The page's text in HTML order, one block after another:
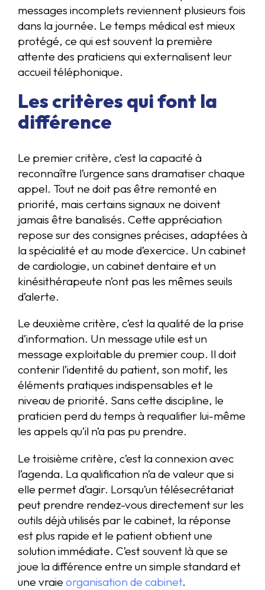
messages incomplets reviennent plusieurs fois
dans la journée. Le temps médical est mieux
protégé, ce qui est souvent la première
attente des praticiens qui externalisent leur
accueil téléphonique.
Les critères qui font la
différence
Le premier critère, c’est la capacité à
reconnaître l’urgence sans dramatiser chaque
appel. Tout ne doit pas être remonté en
priorité, mais certains signaux ne doivent
jamais être banalisés. Cette appréciation
repose sur des consignes précises, adaptées à
la spécialité et au mode d’exercice. Un cabinet
de cardiologie, un cabinet dentaire et un
kinésithérapeute n’ont pas les mêmes seuils
d’alerte.
Le deuxième critère, c’est la qualité de la prise
d’information. Un message utile est un
message exploitable du premier coup. Il doit
contenir l’identité du patient, son motif, les
éléments pratiques indispensables et le
niveau de priorité. Sans cette discipline, le
praticien perd du temps à requalifier lui-même
les appels qu’il n’a pas pu prendre.
Le troisième critère, c’est la connexion avec
l’agenda. La qualification n’a de valeur que si
elle permet d’agir. Lorsqu’un télésecrétariat
peut prendre rendez-vous directement sur les
outils déjà utilisés par le cabinet, la réponse
est plus rapide et le patient obtient une
solution immédiate. C’est souvent là que se
joue la différence entre un simple standard et
une vraie organisation de cabinet.